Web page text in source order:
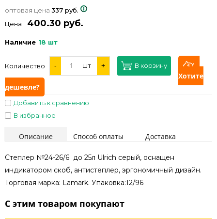
оптовая цена 337 руб.
Цена
400.30 руб.
Наличие 18 шт
Количество - шт + В корзину
Хотите
дешевле?
Добавить к сравнению
В избранное
Описание Способ оплаты Доставка
Степлер №24-26/6 до 25л Ulrich серый, оснащен
индикатором скоб, антистеплер, эргономичный дизайн.
Торговая марка: Lamark. Упаковка:12/96
С этим товаром покупают